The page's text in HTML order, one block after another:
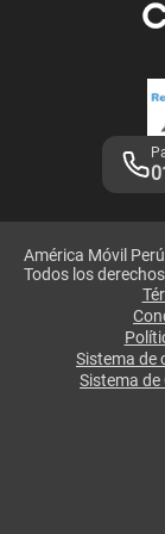
Adquirientes
Mensaje de
Términos y
Libro de
Legales de
América Móvil
Todos los
Sistema de
Sistema de